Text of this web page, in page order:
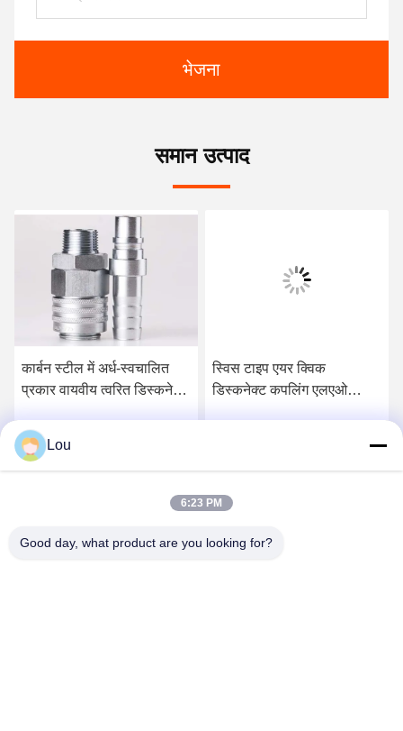
भेजना
समान उत्पाद
कार्बन स्टील में अर्ध-स्वचालित
प्रकार वायवीय त्वरित डिस्कनेक्ट
सबसे अच्छी कीमत पाएं
स्विस टाइप एयर क्विक
डिस्कनेक्ट कपलिंग एलएओ
Lou
6:23 PM
Good day, what product are you looking for?